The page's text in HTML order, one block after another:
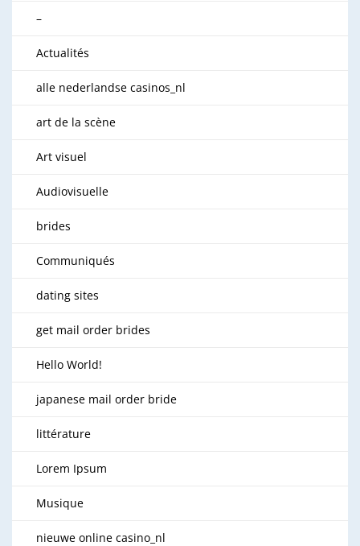
–
Actualités
alle nederlandse casinos_nl
art de la scène
Art visuel
Audiovisuelle
brides
Communiqués
dating sites
get mail order brides
Hello World!
japanese mail order bride
littérature
Lorem Ipsum
Musique
nieuwe online casino_nl